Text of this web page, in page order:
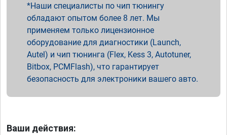
Наши специалисты по чип тюнингу
обладают опытом более 8 лет. Мы
применяем только лицензионное
оборудование для диагностики (Launch,
Autel) и чип тюнинга (Flex, Kess 3, Autotuner,
Bitbox, PCMFlash), что гарантирует
безопасность для электроники вашего авто.
Ваши действия: